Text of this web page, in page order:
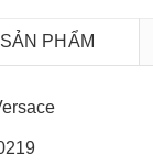
PHẨM